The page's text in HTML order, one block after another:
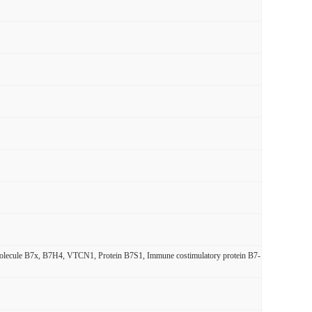
B7x, B7H4, VTCN1, Protein B7S1, Immune costimulatory protein B7-